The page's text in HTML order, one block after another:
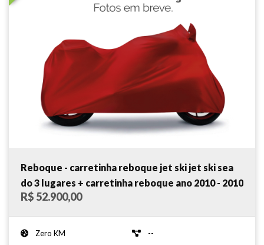
Reboque - carretinha reboque jet ski jet ski sea
do 3 lugares + carretinha reboque ano 2010 - 2010
R$ 52.900,00
Zero KM
--